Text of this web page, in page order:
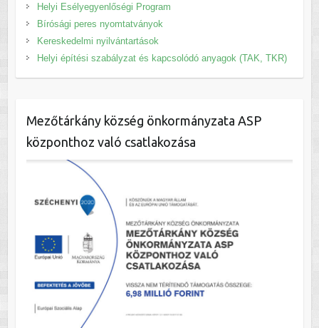
Helyi Esélyegyenlőségi Program
Bírósági peres nyomtatványok
Kereskedelmi nyilvántartások
Helyi építési szabályzat és kapcsolódó anyagok (TAK, TKR)
Mezőtárkány község önkormányzata ASP
központhoz való csatlakozása